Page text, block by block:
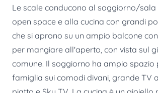
Le scale conducono al soggiorno/
open space e alla cucina con grandi
che si aprono su un ampio balcone
per mangiare all'aperto, con vista sul
comune. Il soggiorno ha ampio spazio
famiglia sui comodi divani, grande TV